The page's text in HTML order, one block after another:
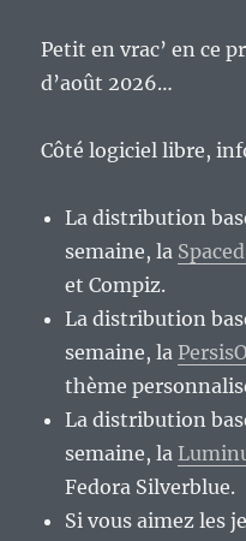
Petit en vrac’ en ce
d’août 2026…
Côté logiciel libre,
La distribution
semaine, la
et Compiz.
La distribution
semaine, la
thème
La distribution
semaine, la
Fedora Silverblue.
Si vous aimez les